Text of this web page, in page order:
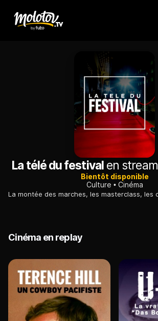
La télé du festivalen
Bientôt disponible
Culture
Cinéma
Cinéma en replay